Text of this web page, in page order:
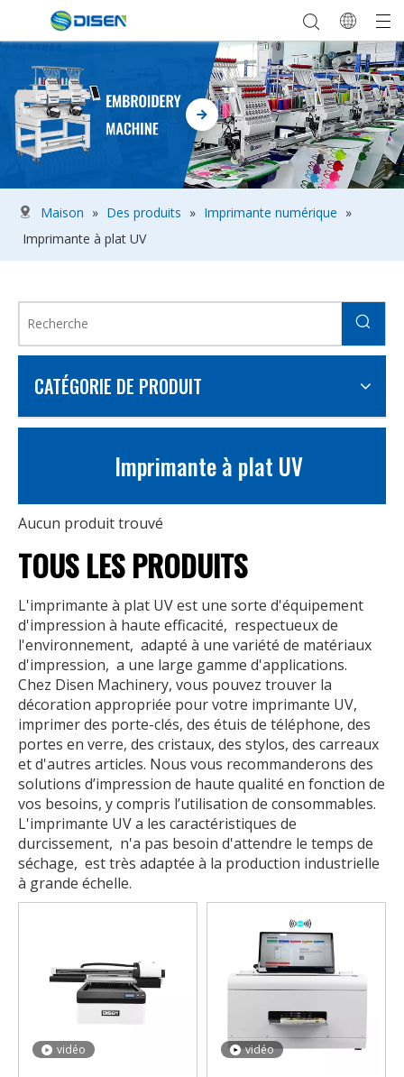
Maison » Des produits » Imprimante numérique »
Imprimante à plat UV
CATÉGORIE DE PRODUIT
Imprimante à plat UV
Aucun produit trouvé
TOUS LES PRODUITS
L'imprimante à plat UV est une sorte d'équipement
d'impression à haute efficacité, ‌ respectueux de
l'environnement, ‌ adapté à une variété de matériaux
d'impression, ‌ a une large gamme d'applications. ‌
Chez Disen Machinery, vous pouvez trouver la
décoration appropriée pour votre imprimante UV,
imprimer des porte-clés, des étuis de téléphone, des
portes en verre, des cristaux, des stylos, des carreaux
et d'autres articles. Nous vous recommanderons des
solutions d’impression de haute qualité en fonction de
vos besoins, y compris l’utilisation de consommables.
L'imprimante UV a les caractéristiques de
durcissement, ‌ n'a pas besoin d'attendre le temps de
séchage, ‌ est très adaptée à la production industrielle
à grande échelle.
vidéo vidéo